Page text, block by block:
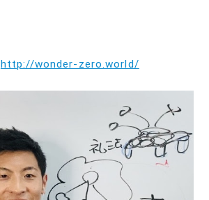
http://wonder-zero.world/